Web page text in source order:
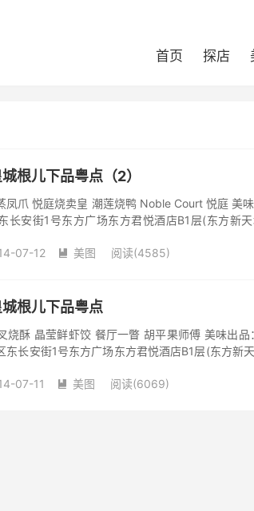
首页 探店
根儿下品粤点（2）
凤爪 悦庭烧卖皇 潮莲烧鸭 Noble Court 悦庭 美
长安街1号东方广场东方君悦酒店B1层(东方新
07-12  美图 阅读(4585)
城根儿下品粤点
烧酥 晶莹鲜虾饺 餐厅一瞥 胡平果师傅 美味出品
东长安街1号东方广场东方君悦酒店B1层(东方新
07-11  美图 阅读(6069)